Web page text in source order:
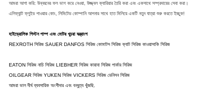
আমরা আশা করি: উন্নয়নের ফল ভাগ করে নেওয়া, উজ্জ্বল ক্যারিয়ার তৈরি করা এবং একসাথে সম্প্রদায়ের সেবা করা।
এলিফ্যান্ট ফ্লুইড পাওয়ার কোং, লিমিটেড কোম্পানি আপনার সাথে হাত মিলিয়ে একটি নতুন যাত্রা শুরু করতে ইচ্ছুক!
হাইড্রোলিক পিস্টন পাম্প এবং মোটর খুচরা যন্ত্রাংশ
REXROTH সিরিজ SAUER DANFOS সিরিজ কোমাটস সিরিজ ক্যাট সিরিজ কাওয়াসাকি সিরিজ
EATON সিরিজ নাচি সিরিজ LIEBHER সিরিজ কায়াবা সিরিজ পার্কার সিরিজ
OILGEAR সিরিজ YUKEN সিরিজ VICKERS সিরিজ ডেনিসন সিরিজ
আমরা ভাল দীর্ঘ ব্যবসায়িক অংশীদার এবং বন্ধুত্ব খুঁজছি.